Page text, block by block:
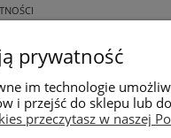
prywatność
im technologie
i przejść do sklepu lub
przeczytasz w naszej